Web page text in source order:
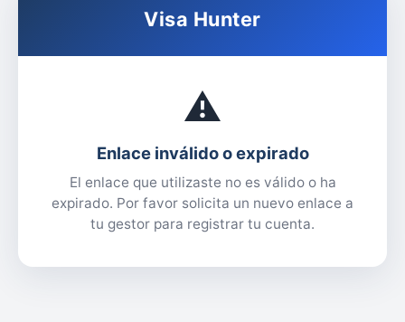
Visa Hunter
⚠️
Enlace inválido o expirado
El enlace que utilizaste no es válido o ha
expirado. Por favor solicita un nuevo enlace a
tu gestor para registrar tu cuenta.